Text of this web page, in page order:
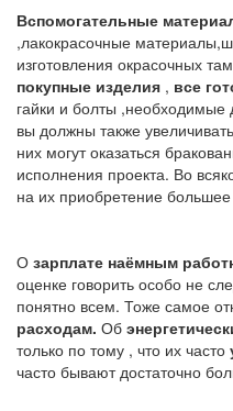
Вспомогательные
,лакокрасочные
изготовления окрасочных
покупные изделия , все
гайки и болты ,необходимые
вы должны также увеличивать
них могут оказаться
исполнения проекта. Во
на их приобретение
О зарплате наёмным
оценке говорить особо не
понятно всем. Тоже самое
расходам. Об
только по тому , что их часто
часто бывают достаточно